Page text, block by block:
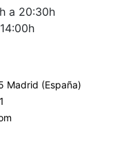
a 20:30h
Madrid (España)